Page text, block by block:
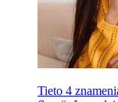
Tieto 4